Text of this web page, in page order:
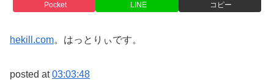
Pocket LINE コピー
hekill.com。はっとりぃです。
posted at03:03:48